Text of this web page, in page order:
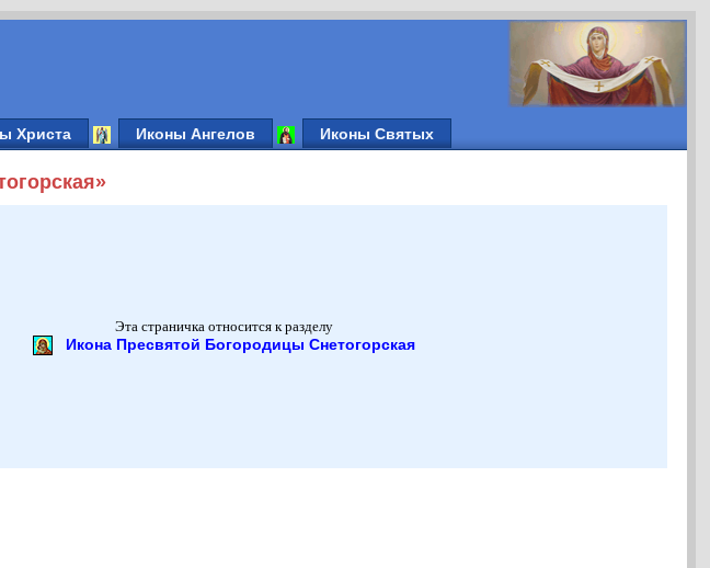
Христа Иконы Ангелов Иконы Святых
Эта страничка относится к разделу
Икона Пресвятой Богородицы Снетогорская